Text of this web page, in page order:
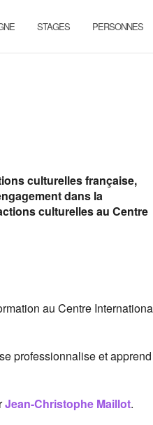
STAGES PERSONNES
culturelles française,
dans la
culturelles au Centre
au Centre
professionnalise et
Jean-Christophe Maillot.